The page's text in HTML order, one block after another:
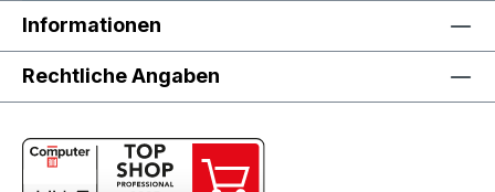
Informationen
Rechtliche Angaben